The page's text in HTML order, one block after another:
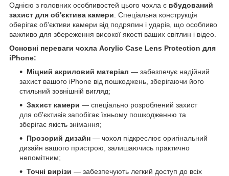
Однією з головних особливостей цього чохла є вбудований
захист для об'єктива камери . Спеціальна конструкція
оберігає об'єктиви камери від подряпин і ударів, що особливо
важливо для збереження високої якості ваших світлин і відео.
Основні переваги чохла Acrylic Case Lens Protection для
iPhone:
Міцний акриловий матеріал — забезпечує надійний
захист вашого iPhone від пошкоджень, зберігаючи його
стильний зовнішній вигляд;
Захист камери — спеціально розроблений захист
для об'єктивів запобігає їхньому пошкодженню та
зберігає якість знімання;
Прозорий дизайн — чохол підкреслює оригінальний
дизайн вашого пристрою, залишаючись практично
непомітним;
Точні вирізи — забезпечують легкий доступ до всіх